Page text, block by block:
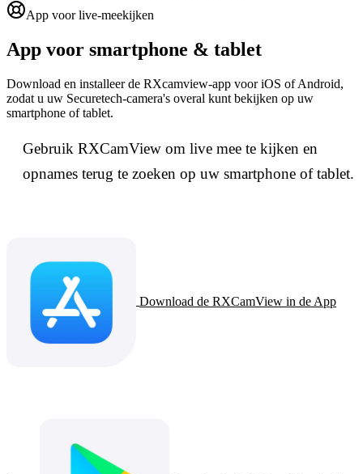
App voor live-meekijken
App voor smartphone & tablet
Download en installeer de RXcamview-app voor iOS of Android,
zodat u uw Securetech-camera's overal kunt bekijken op uw
smartphone of tablet.
Gebruik RXCamView om live mee te kijken en
opnames terug te zoeken op uw smartphone of tablet.
Download de RXCamView in de App